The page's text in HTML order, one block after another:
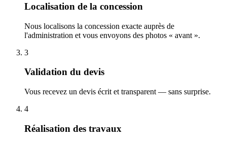
Localisation de la concession
Nous localisons la concession exacte auprès de
l'administration et vous envoyons des photos « avant ».
3
Validation du devis
Vous recevez un devis écrit et transparent — sans surprise.
4
Réalisation des travaux